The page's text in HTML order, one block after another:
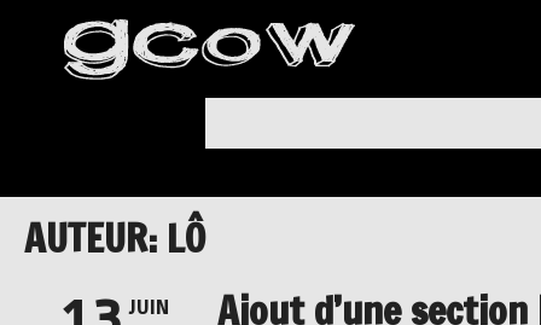
AUTEUR: LÔ
JUIN Ajout d’une section